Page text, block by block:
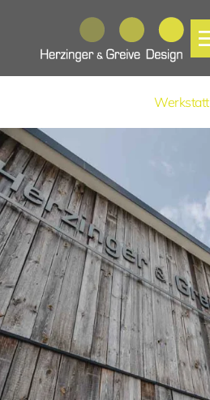
Zum Hauptinhalt springen
Werkstatt